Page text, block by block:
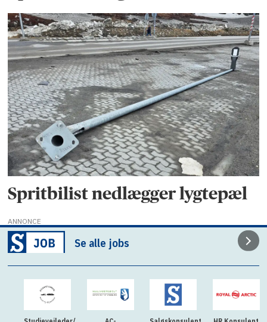
Spritbilist nedlægger lygtepæl
ANNONCE
Se alle jobs